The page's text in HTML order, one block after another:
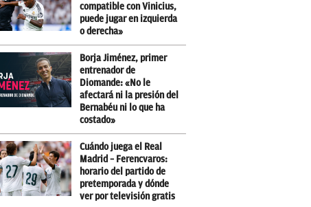
compatible con Vinicius,
puede jugar en izquierda
o derecha»
Borja Jiménez, primer
entrenador de
Diomande: «No le
afectará ni la presión del
Bernabéu ni lo que ha
costado»
Cuándo juega el Real
Madrid – Ferencvaros:
horario del partido de
pretemporada y dónde
ver por televisión gratis